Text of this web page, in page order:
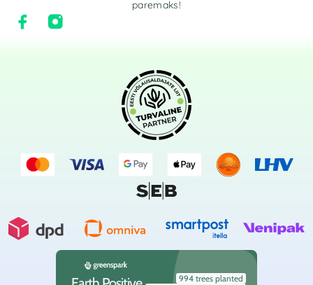
paremaks!
994 trees planted